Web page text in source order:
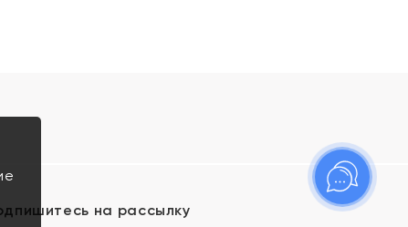
на рассылку